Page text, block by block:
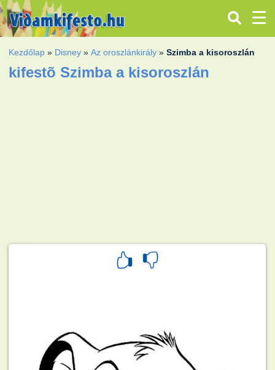
Kezdőlap » Disney »Az oroszlánkirály »Szimba a kisoroszlán
kifestõ Szimba a kisoroszlán